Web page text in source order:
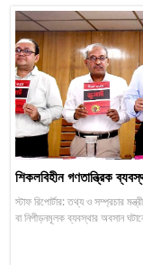
শিকলবিহীন গণতান্ত্রিক
স্টাফ রিপোর্টার: তথ্য ও সম্প্রচার
বা নিপীড়নমূলক ব্যবস্থার অবসান